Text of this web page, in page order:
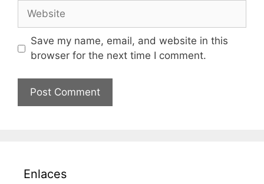
Website
Save my name, email, and website in this
browser for the next time I comment.
Enlaces